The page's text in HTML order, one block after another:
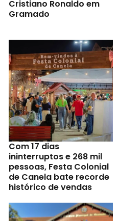
Cristiano Ronaldo em
Gramado
Com 17 dias
ininterruptos e 268 mil
pessoas, Festa Colonial
de Canela bate recorde
histórico de vendas